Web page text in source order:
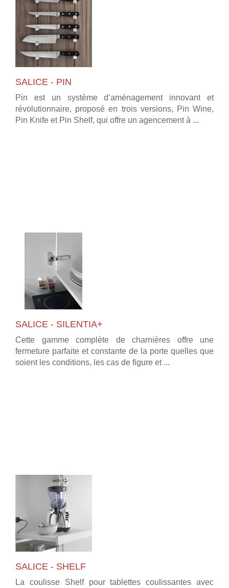
SALICE - PIN
Pin est un système d’aménagement innovant et
révolutionnaire, proposé en trois versions, Pin Wine,
Pin Knife et Pin Shelf, qui offre un agencement à ...
SALICE - SILENTIA+
Cette gamme complète de charnières offre une
fermeture parfaite et constante de la porte quelles que
soient les conditions, les cas de figure et ...
SALICE - SHELF
La coulisse Shelf pour tablettes coulissantes avec